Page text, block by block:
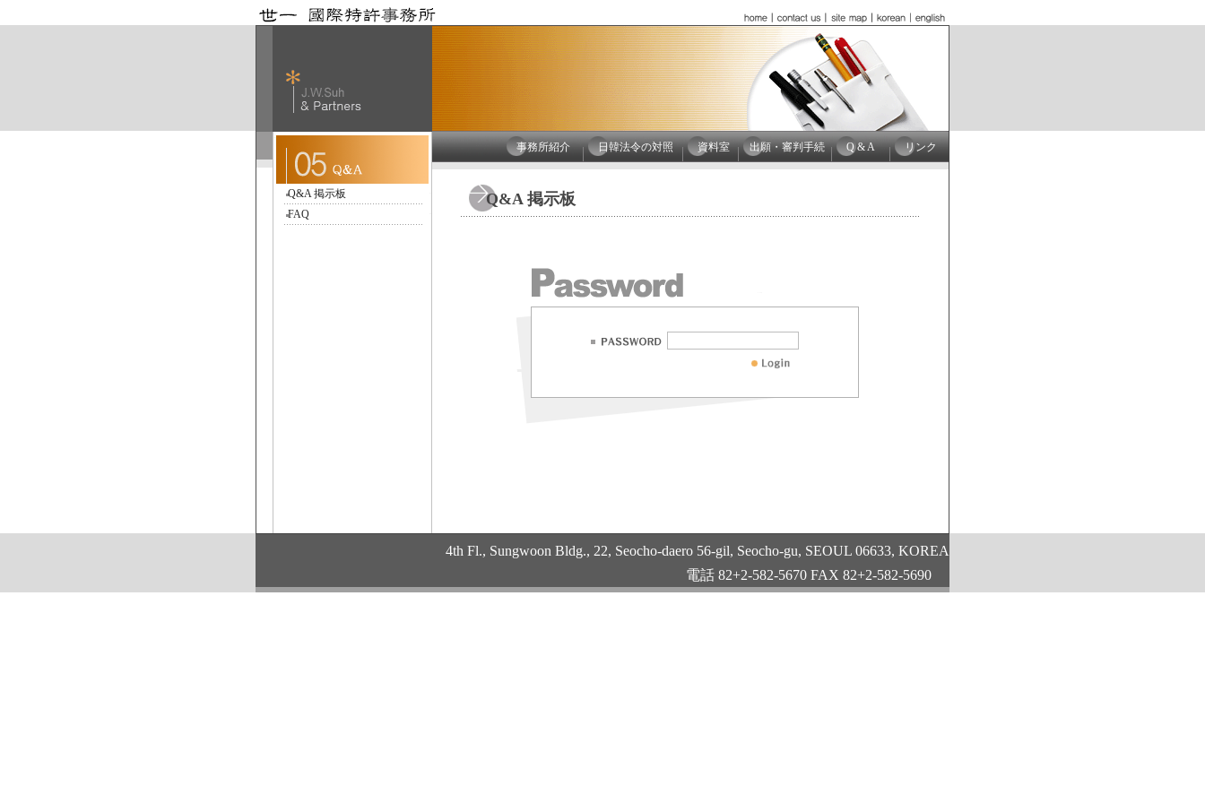
Q&A 掲示板
FAQ
事務所紹介 日韓法令の対照 資料室 出願・審判手続 Q & A リンク
Q&A 掲示板
4th Fl., Sungwoon Bldg., 22, Seocho-daero 56-gil, Seocho-gu, SEOUL 06633, KOREA
電話 82+2-582-5670 FAX 82+2-582-5690